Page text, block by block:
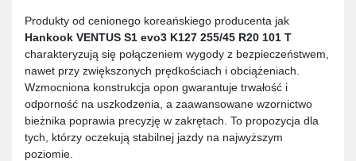
Produkty od cenionego koreańskiego producenta jak
Hankook VENTUS S1 evo3 K127 255/45 R20 101 T
charakteryzują się połączeniem wygody z bezpieczeństwem,
nawet przy zwiększonych prędkościach i obciążeniach.
Wzmocniona konstrukcja opon gwarantuje trwałość i
odporność na uszkodzenia, a zaawansowane wzornictwo
bieżnika poprawia precyzję w zakrętach. To propozycja dla
tych, którzy oczekują stabilnej jazdy na najwyższym
poziomie.